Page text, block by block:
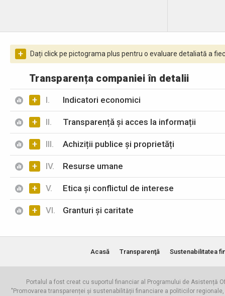
+ Dați click pe pictograma plus pentru o evaluare detaliată a
Transparența companiei în detalii
+ I. Indicatori economici
+ II. Transparență și acces la informații
+ III. Achiziții publice și proprietăți
+ IV. Resurse umane
+ V. Etica și conflictul de interese
+ VI. Granturi și caritate
Acasă Transparenţă Sustenabilitatea
Portalul a fost creat cu suportul financiar al Programului de Asistență
"Promovarea transparenței și sustenabilității financiare a politicilor